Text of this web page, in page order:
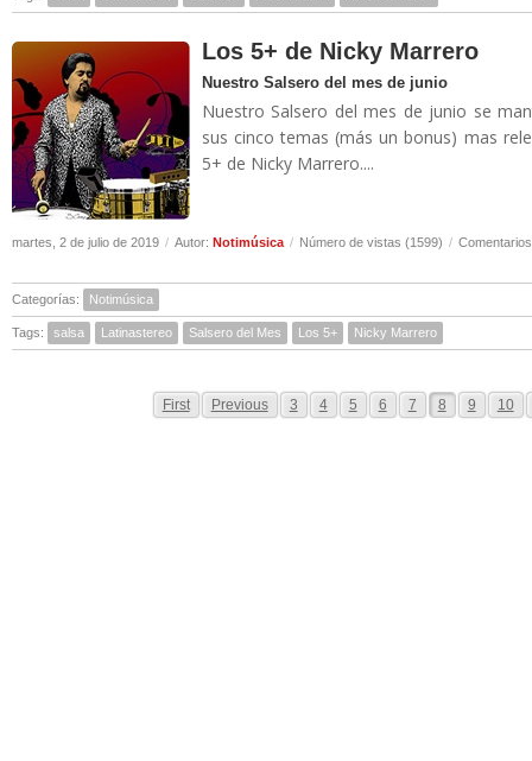
Los 5+ de Nicky Marrero
Nuestro Salsero del mes de junio
Nuestro Salsero del mes de junio se
sus cinco temas (más un bonus) mas
5+ de Nicky Marrero....
martes, 2 de julio de 2019 / Autor: Notimúsica / Número de vistas (1599) /
Categorías: Notimúsica
Tags: salsa Latinastereo Salsero del Mes Los 5+ Nicky Marrero
First Previous 3 4 5 6 7 8 9 10